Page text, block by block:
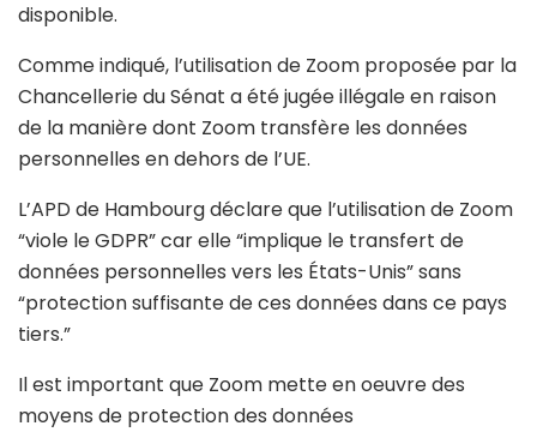
disponible.
Comme indiqué, l’utilisation de Zoom proposée par la
Chancellerie du Sénat a été jugée illégale en raison
de la manière dont Zoom transfère les données
personnelles en dehors de l’UE.
L’APD de Hambourg déclare que l’utilisation de Zoom
“viole le GDPR” car elle “implique le transfert de
données personnelles vers les États-Unis” sans
“protection suffisante de ces données dans ce pays
tiers.”
Il est important que Zoom mette en oeuvre des
moyens de protection des données